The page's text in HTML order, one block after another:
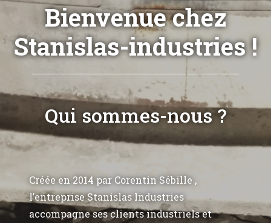
Bienvenue chez
Stanislas-industries !
Qui sommes-nous ?
Créée en 2014 par Corentin Sébille ,
l’entreprise Stanislas Industries
accompagne ses clients industriels et